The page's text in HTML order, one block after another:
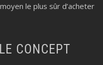
le plus sûr d’acheter
CONCEPT